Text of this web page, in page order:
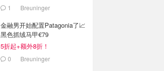
1 Breuninger
金融男开始配置Patagonia了📈
黑色抓绒马甲€79
5折起+额外8折！
0 Breuninger